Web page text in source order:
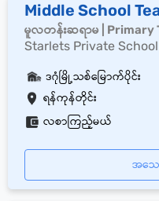
Middle School
မူလတန်းဆရာမ | Primary
Starlets Private School
ရန်ကုန်တိုင်း
ဒဂုံမြို့သစ်မြောက်ပိုင်း
လစာကြည့်မယ်
အသေ